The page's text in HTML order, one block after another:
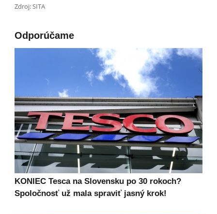
Zdroj: SITA
Odporúčame
KONIEC Tesca na Slovensku po 30 rokoch?
Spoločnosť už mala spraviť jasný krok!